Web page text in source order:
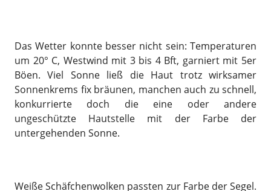
Das Wetter konnte besser nicht sein: Temperaturen
um 20° C, Westwind mit 3 bis 4 Bft, garniert mit 5er
Böen. Viel Sonne ließ die Haut trotz wirksamer
Sonnenkrems fix bräunen, manchen auch zu schnell,
konkurrierte doch die eine oder andere
ungeschützte Hautstelle mit der Farbe der
untergehenden Sonne.
Weiße Schäfchenwolken passten zur Farbe der Segel.